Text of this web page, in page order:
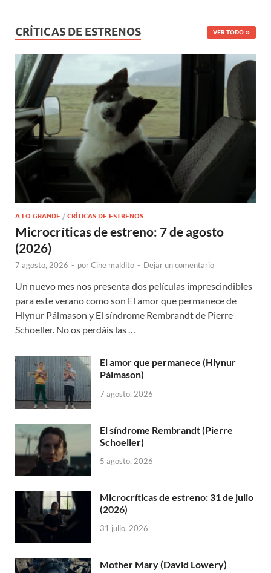
CRÍTICAS DE ESTRENOS VER TODO
A LO GRANDE / CRÍTICAS DE ESTRENOS
Microcríticas de estreno: 7 de agosto
(2026)
7 agosto, 2026 - porCine maldito - Dejar un comentario
Un nuevo mes nos presenta dos películas imprescindibles
para este verano como son El amor que permanece de
Hlynur Pálmason y El síndrome Rembrandt de Pierre
Schoeller. No os perdáis las …
El amor que permanece (Hlynur
Pálmason)
7 agosto, 2026
El síndrome Rembrandt (Pierre
Schoeller)
5 agosto, 2026
Microcríticas de estreno: 31 de julio
(2026)
31 julio, 2026
Mother Mary (David Lowery)